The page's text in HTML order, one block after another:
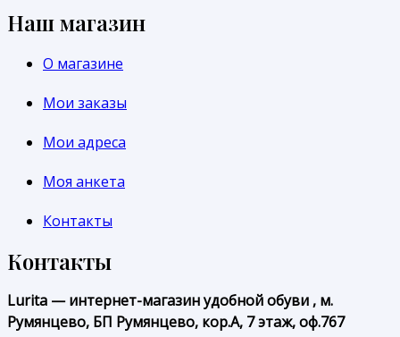
Наш магазин
О магазине
Мои заказы
Мои адреса
Моя анкета
Контакты
Контакты
Lurita — интернет-магазин удобной обуви , м.
Румянцево, БП Румянцево, кор.А, 7 этаж, оф.767